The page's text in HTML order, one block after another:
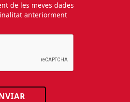
de les meves dades
anteriorment